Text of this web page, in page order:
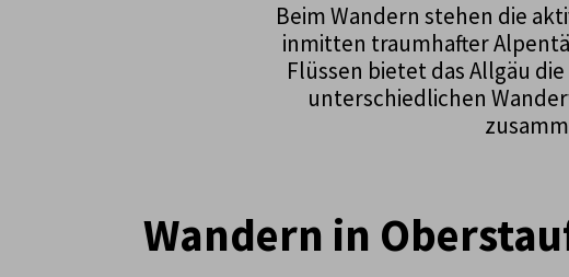
Beim Wandern stehen die
inmitten traumhafter
Flüssen bietet das Allgäu
unterschiedlichen
Wandern in